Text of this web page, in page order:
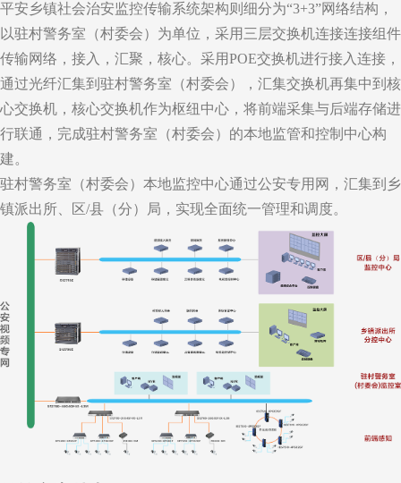
平安乡镇社会治安监控传输系统架构则细分为“3+3”网络结构，
以驻村警务室（村委会）为单位，采用三层交换机连接连接组件
传输网络，接入，汇聚，核心。采用POE交换机进行接入连接，
通过光纤汇集到驻村警务室（村委会），汇集交换机再集中到核
心交换机，核心交换机作为枢纽中心，将前端采集与后端存储进
行联通，完成驻村警务室（村委会）的本地监管和控制中心构
建。
驻村警务室（村委会）本地监控中心通过公安专用网，汇集到乡
镇派出所、区/县（分）局，实现全面统一管理和调度。